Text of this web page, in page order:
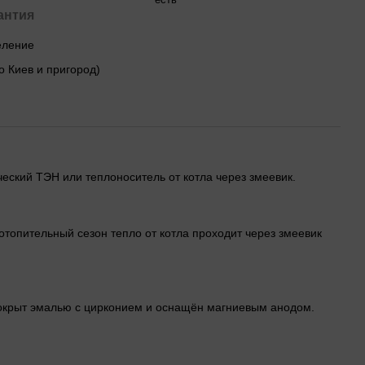
Киев и пригород)
ТЭН или теплоноситель от котла через змеевик.
сезон тепло от котла проходит через змеевик
эмалью с цирконием и оснащён магниевым анодом.